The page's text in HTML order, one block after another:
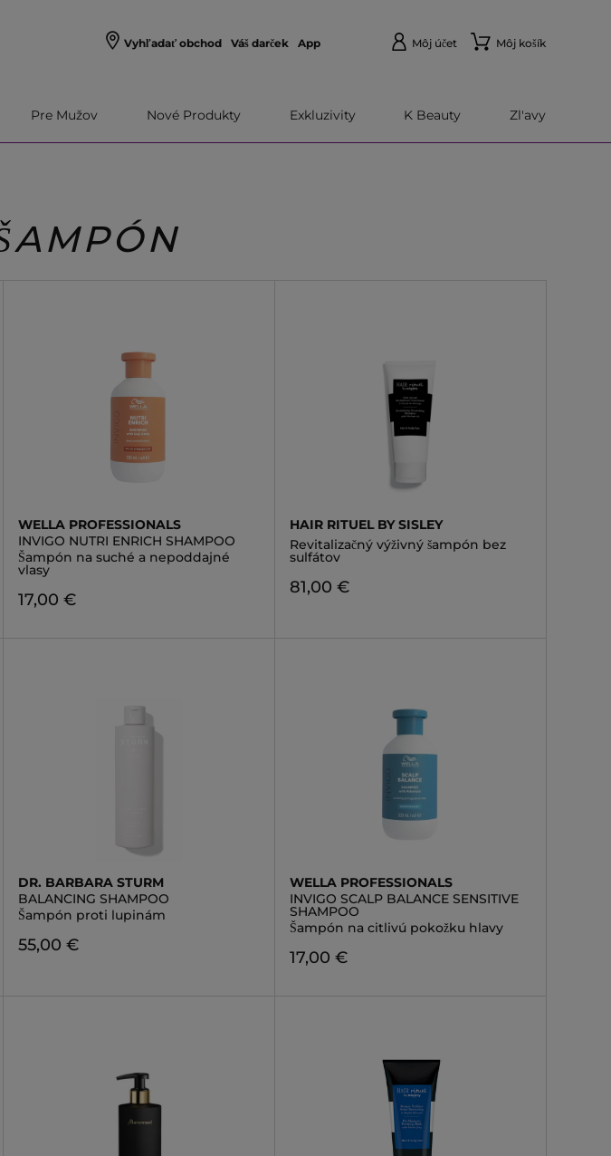
Vyhľadať obchod Váš darček App Môj účet Môj košík
Pre Mužov Nové Produkty Exkluzivity K Beauty Zl'avy
WELLA PROFESSIONALS
INVIGO NUTRI ENRICH SHAMPOO
Šampón na suché a nepoddajné
vlasy
17,00 €
HAIR RITUEL BY SISLEY
Revitalizačný výživný šampón bez
sulfátov
81,00 €
DR. BARBARA STURM
BALANCING SHAMPOO
Šampón proti lupinám
55,00 €
WELLA PROFESSIONALS
INVIGO SCALP BALANCE SENSITIVE
SHAMPOO
Šampón na citlivú pokožku hlavy
17,00 €